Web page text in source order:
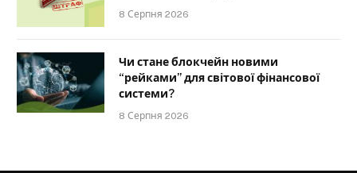
8 Серпня 2026
Чи стане блокчейн новими
“рейками” для світової фінансової
системи?
8 Серпня 2026